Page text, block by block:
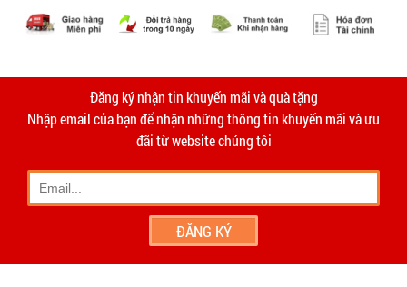
Dương
- Phương thức vận chuyển do hai bên thỏa thuận và thực
hiện trên tinh thần hợp tác, thiện chí.
- Khách hàng có thể đếngiao dịch trực tiếp tạicông ty
- Hoặc chúng tôi sẽcử nhân viên giao hàng
địa chỉ khách hàng cung cấp.
hạn 10 ngàyĐăng ký nhận tin khuyến mãi và quà tặng
Nhập email của bạn để nhận những thông tin khuyến mãi và ưu
đãi từ website chúng tôi